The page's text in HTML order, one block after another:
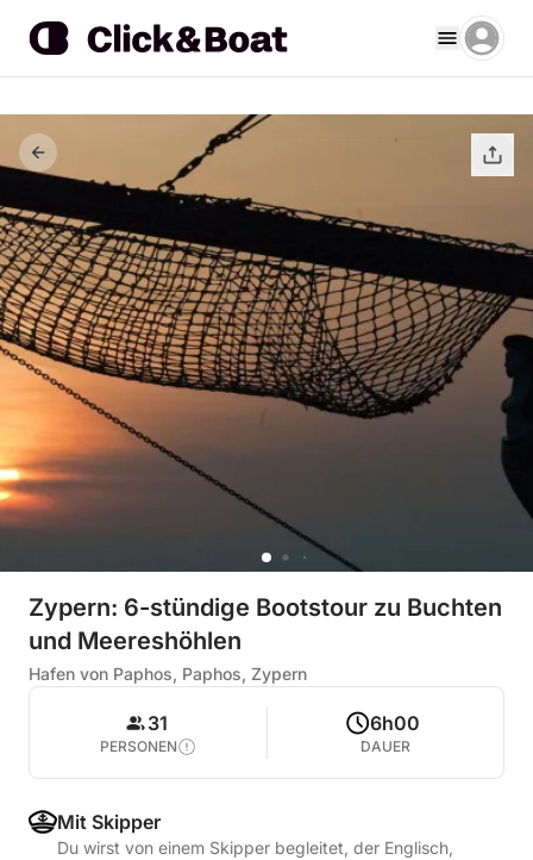
Zypern: 6-stündige Bootstour zu Buchten
und Meereshöhlen
Hafen von Paphos, Paphos, Zypern
31
PERSONEN
6h00
DAUER
Mit Skipper
Du wirst von einem Skipper begleitet, der Englisch,